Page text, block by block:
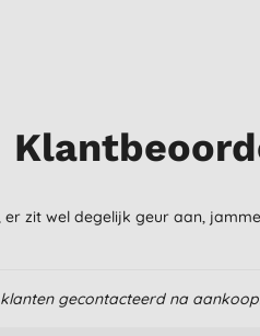
zit wel degelijk geur aan,
gecontacteerd na